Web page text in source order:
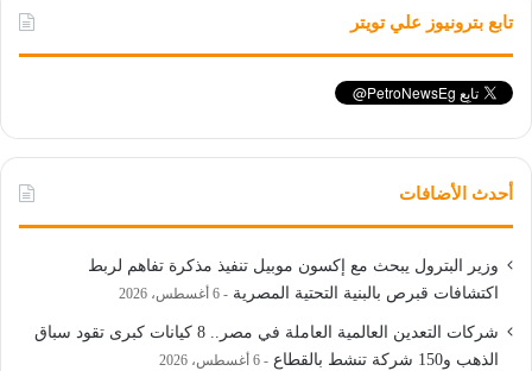
تابع بترونيوز علي تويتر
أحدث الأضافات
وزير البترول يبحث مع إكسون موبيل تنفيذ مذكرة تفاهم لربط
اكتشافات قبرص بالبنية التحتية المصرية
6 أغسطس، 2026
شركات التعدين العالمية العاملة في مصر.. 8 كيانات كبرى تقود سباق
الذهب و150 شركة تنشط بالقطاع
6 أغسطس، 2026